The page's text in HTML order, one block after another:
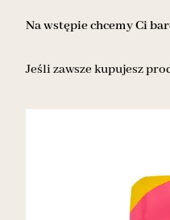
Na wstępie chcemy Ci
Jeśli zawsze kupujesz